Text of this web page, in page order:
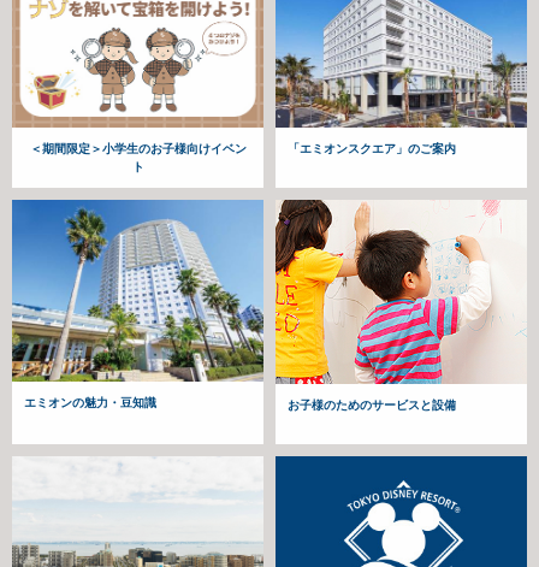
＜期間限定＞小学生のお子様向けイベン
ト
「エミオンスクエア」のご案内
エミオンの魅力・豆知識 お子様のためのサービスと設備